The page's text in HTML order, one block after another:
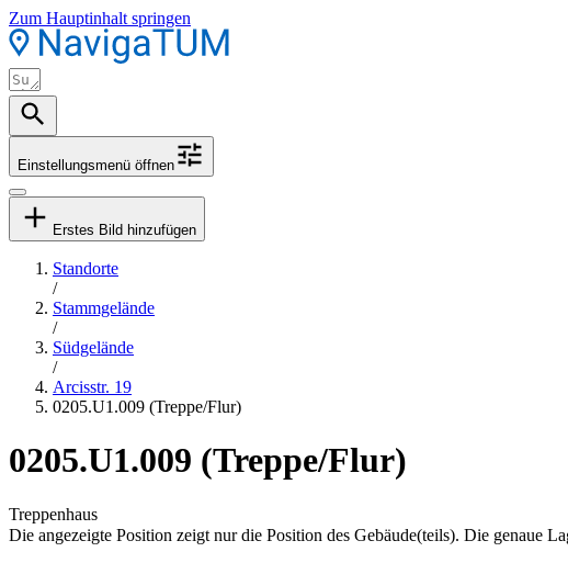
Zum Hauptinhalt springen
Einstellungsmenü öffnen
Erstes Bild hinzufügen
Standorte
/
Stammgelände
/
Südgelände
/
Arcisstr. 19
0205.U1.009 (Treppe/Flur)
0205.U1.009 (Treppe/Flur)
Treppenhaus
Die angezeigte Position zeigt nur die Position des Gebäude(teils). Die genaue